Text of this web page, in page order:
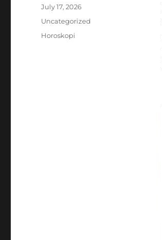
Posted
July 17, 2026
Categories
Uncategorized
Tags
Horoskopi